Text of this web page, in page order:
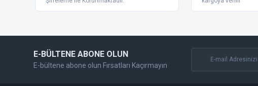
Ürün fiyatı diğer sitelerden daha pahalı.
E-BÜLTENE ABONE OLUN
E-bültene abone olun Fırsatları Kaçırmayın